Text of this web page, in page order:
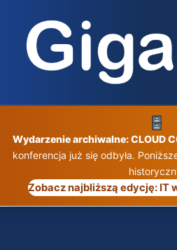
treści
Wydarzenie archiwalne: CLOUD
konferencja już się odbyła.
Zobacz najbliższą edycję: IT